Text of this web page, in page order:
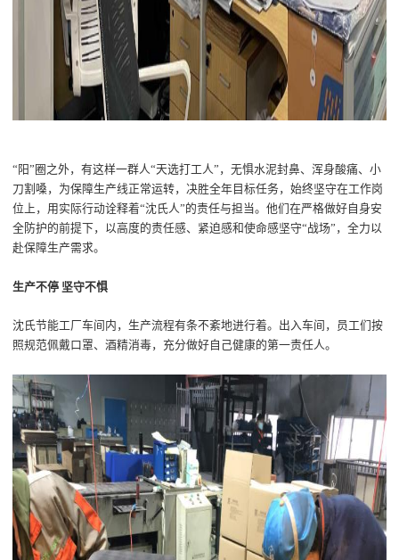
“ 阳”圈 之外，有这样一群人“天选打工人” ，无惧水泥封鼻、浑身酸痛、小
刀割嗓， 为保障生产线正常运转， 决胜全年目标任务，始终坚守在工作岗
位上 ， 用实际行动诠释着“沈氏人”的责任与担当。他们在严格做好自身安
全防护的前提下，以高度的责任感、 紧迫感和使命感坚守“战场”，全力以
赴保障生产需求。
生产不停 坚守不惧
沈氏节能工厂车间 内 ，生产流程有条不紊地进行着。出入车间， 员工们按
照规范佩戴口罩、酒精消毒，充分做好自己健康的第一责任人。